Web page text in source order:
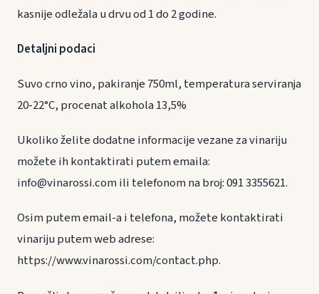
kasnije odležala u drvu od 1 do 2 godine.
Detaljni podaci
Suvo crno vino, pakiranje 750ml, temperatura serviranja
20-22°C, procenat alkohola 13,5%
Ukoliko želite dodatne informacije vezane za vinariju
možete ih kontaktirati putem emaila:
info@vinarossi.com ili telefonom na broj: 091 3355621.
Osim putem email-a i telefona, možete kontaktirati
vinariju putem web adrese:
https://www.vinarossi.com/contact.php.